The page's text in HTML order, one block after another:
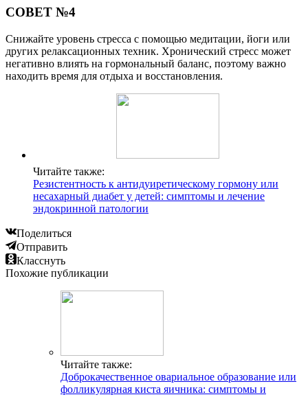
СОВЕТ №4
Снижайте уровень стресса с помощью медитации, йоги или
других релаксационных техник. Хронический стресс может
негативно влиять на гормональный баланс, поэтому важно
находить время для отдыха и восстановления.
Читайте также:
Резистентность к антидуиретическому гормону или
несахарный диабет у детей: симптомы и лечение
эндокринной патологии
Поделиться
Отправить
Класснуть
Похожие публикации
Читайте также:
Доброкачественное овариальное образование или
фолликулярная киста яичника: симптомы и